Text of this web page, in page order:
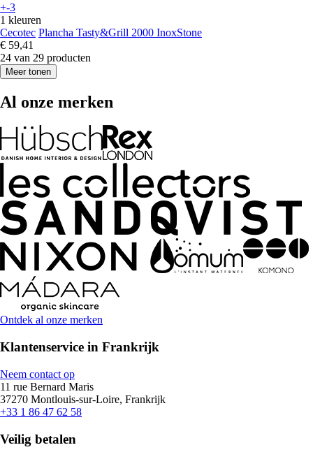
+-3
1 kleuren
Cecotec Plancha Tasty&Grill 2000 InoxStone
€ 59,41
24 van 29 producten
Meer tonen
Al onze merken
Ontdek al onze merken
Klantenservice in Frankrijk
Neem contact op
11 rue Bernard Maris
37270 Montlouis-sur-Loire, Frankrijk
+33 1 86 47 62 58
Veilig betalen